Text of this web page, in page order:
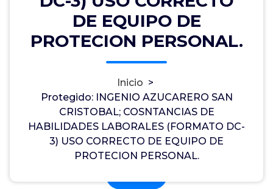
DE EQUIPO DE
PROTECION PERSONAL.
Inicio >
Protegido: INGENIO AZUCARERO SAN
CRISTOBAL; COSNTANCIAS DE
HABILIDADES LABORALES (FORMATO DC-
3) USO CORRECTO DE EQUIPO DE
PROTECION PERSONAL.
29, Ago, 2025
INGENIO AZUCARERO SAN CRISTOBAL
Protegido: INGENIO
AZUCARERO SAN CRISTOBAL;
COSNTANCIAS DE HABILIDADES
LABORALES (FORMATO DC-3)
USO CORRECTO DE EQUIPO DE
Este contenido está protegido por contraseña.
Para verlo, por favor, introduce tu contraseña a
continuación:
Contraseña: